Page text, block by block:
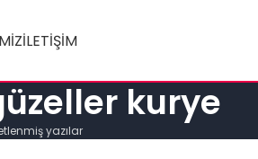
İLETIŞIM
kurye
yazılar